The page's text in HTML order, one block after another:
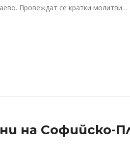
Провеждат се кратки молитви…
на Софийско-